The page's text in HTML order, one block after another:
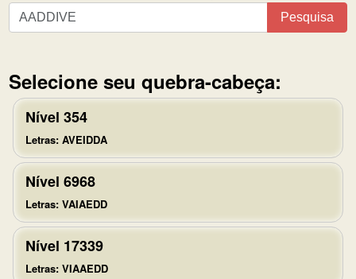
Pesquisa
por
todas
as
letras
do
quebra-
cabeça:
Pesquisa
Selecione seu quebra-cabeça:
Nível 354
Letras: AVEIDDA
Nível 6968
Letras: VAIAEDD
Nível 17339
Letras: VIAAEDD